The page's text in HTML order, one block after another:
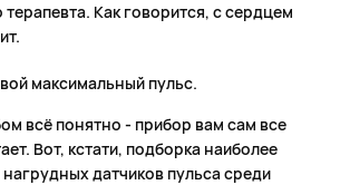
терапевта. Как говорится, с сердцем
максимальный пульс.
всё понятно - прибор вам сам все
Вот, кстати, подборка наиболее
датчиков пульса среди